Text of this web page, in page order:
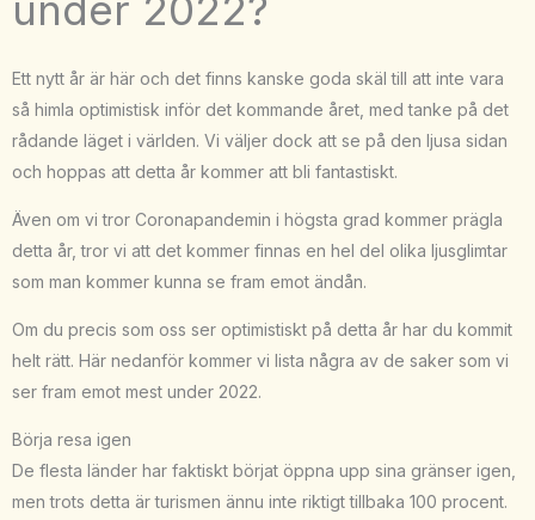
Ett nytt år är här och det finns kanske goda skäl till att inte vara
så himla optimistisk inför det kommande året, med tanke på det
rådande läget i världen. Vi väljer dock att se på den ljusa sidan
och hoppas att detta år kommer att bli fantastiskt.
Även om vi tror Coronapandemin i högsta grad kommer prägla
detta år, tror vi att det kommer finnas en hel del olika ljusglimtar
som man kommer kunna se fram emot ändån.
Om du precis som oss ser optimistiskt på detta år har du kommit
helt rätt. Här nedanför kommer vi lista några av de saker som vi
ser fram emot mest under 2022.
Börja resa igen
De flesta länder har faktiskt börjat öppna upp sina gränser igen,
men trots detta är turismen ännu inte riktigt tillbaka 100 procent.